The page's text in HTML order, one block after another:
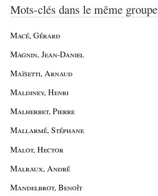
Mots-clés dans le même groupe
Macé, Gérard
Magnin, Jean-Daniel
Maïsetti, Arnaud
Maldiney, Henri
Malherbet, Pierre
Mallarmé, Stéphane
Malot, Hector
Malraux, André
Mandelbrot, Benoît